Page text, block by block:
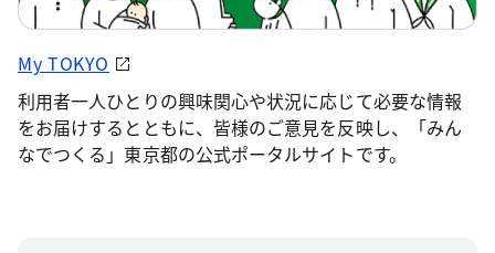
My TOKYO
利用者一人ひとりの興味関心や状況に応じて必要な情報
をお届けするとともに、皆様のご意見を反映し、「みん
なでつくる」東京都の公式ポータルサイトです。